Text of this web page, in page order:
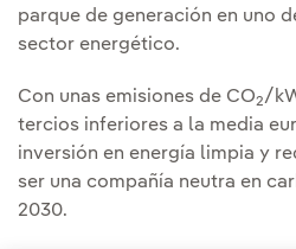
parque de generación en uno
sector energético.
Con unas emisiones de CO2/
tercios inferiores a la media
inversión en energía limpia y
ser una compañía neutra en
2030.